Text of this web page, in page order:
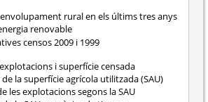
rural en els últims tres anys
renovable
censos 2009 i 1999
i superfície censada
la superfície agrícola utilitzada (SAU)
les explotacions segons la SAU